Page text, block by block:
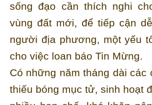
sống đạo cần thích nghi
vùng đất mới, để tiếp cận
người địa phương, một yếu
cho việc loan báo Tin Mừng.
Có những năm tháng dài các
thiếu bóng mục tử, sinh hoạt